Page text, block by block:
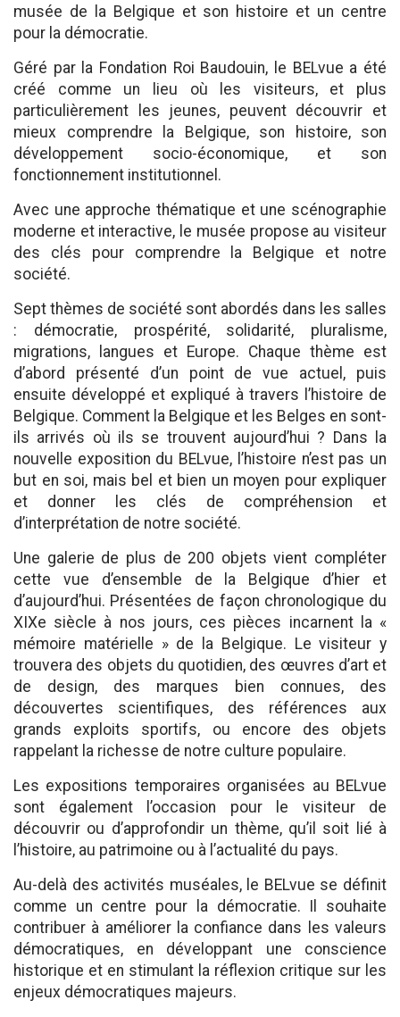
musée de la Belgique et son histoire et un centre
pour la démocratie.
Géré par la Fondation Roi Baudouin, le BELvue a été
créé comme un lieu où les visiteurs, et plus
particulièrement les jeunes, peuvent découvrir et
mieux comprendre la Belgique, son histoire, son
développement socio-économique, et son
fonctionnement institutionnel.
Avec une approche thématique et une scénographie
moderne et interactive, le musée propose au visiteur
des clés pour comprendre la Belgique et notre
société.
Sept thèmes de société sont abordés dans les salles
: démocratie, prospérité, solidarité, pluralisme,
migrations, langues et Europe. Chaque thème est
d’abord présenté d’un point de vue actuel, puis
ensuite développé et expliqué à travers l’histoire de
Belgique. Comment la Belgique et les Belges en sont-
ils arrivés où ils se trouvent aujourd’hui ? Dans la
nouvelle exposition du BELvue, l’histoire n’est pas un
but en soi, mais bel et bien un moyen pour expliquer
et donner les clés de compréhension et
d’interprétation de notre société.
Une galerie de plus de 200 objets vient compléter
cette vue d’ensemble de la Belgique d’hier et
d’aujourd’hui. Présentées de façon chronologique du
XIXe siècle à nos jours, ces pièces incarnent la «
mémoire matérielle » de la Belgique. Le visiteur y
trouvera des objets du quotidien, des œuvres d’art et
de design, des marques bien connues, des
découvertes scientifiques, des références aux
grands exploits sportifs, ou encore des objets
rappelant la richesse de notre culture populaire.
Les expositions temporaires organisées au BELvue
sont également l’occasion pour le visiteur de
découvrir ou d’approfondir un thème, qu’il soit lié à
l’histoire, au patrimoine ou à l’actualité du pays.
Au-delà des activités muséales, le BELvue se définit
comme un centre pour la démocratie. Il souhaite
contribuer à améliorer la confiance dans les valeurs
démocratiques, en développant une conscience
historique et en stimulant la réflexion critique sur les
enjeux démocratiques majeurs.